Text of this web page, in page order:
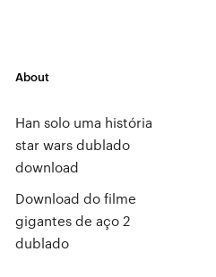
About
Han solo uma história
star wars dublado
download
Download do filme
gigantes de aço 2
dublado